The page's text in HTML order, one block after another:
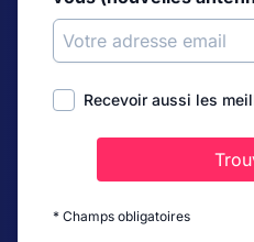
Recevoir aussi les
* Champs obligatoires